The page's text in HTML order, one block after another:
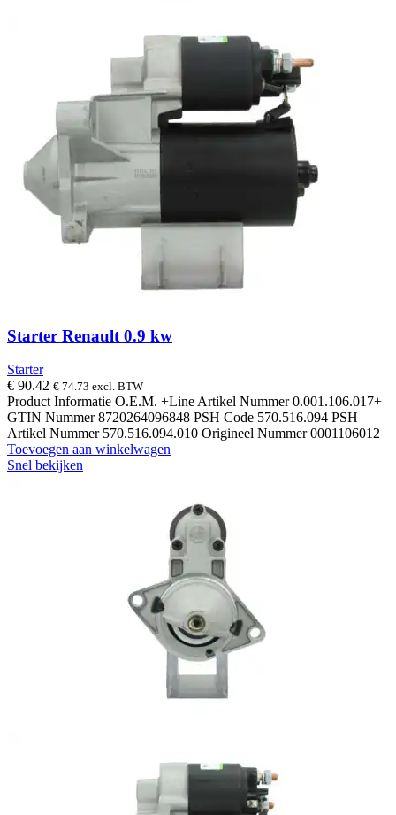
Starter Renault 0.9 kw
Starter
€ 90.42 € 74.73 excl. BTW
Product Informatie O.E.M. +Line Artikel Nummer 0.001.106.017+
GTIN Nummer 8720264096848 PSH Code 570.516.094 PSH
Artikel Nummer 570.516.094.010 Origineel Nummer 0001106012
Toevoegen aan winkelwagen
Snel bekijken